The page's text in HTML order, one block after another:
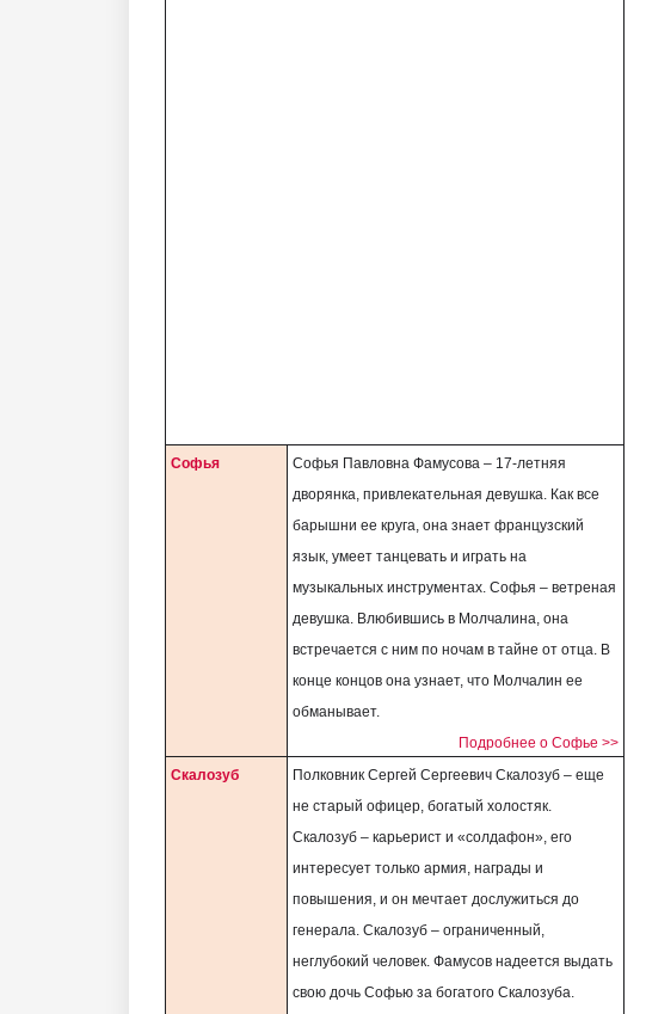
Софья
Софья Павловна Фамусова – 17-летняя
дворянка, привлекательная девушка. Как все
барышни ее круга, она знает французский
язык, умеет танцевать и играть на
музыкальных инструментах. Софья – ветреная
девушка. Влюбившись в Молчалина, она
встречается с ним по ночам в тайне от отца. В
конце концов она узнает, что Молчалин ее
обманывает.
Подробнее о Софье >>
Скалозуб
Полковник Сергей Сергеевич Скалозуб – еще
не старый офицер, богатый холостяк.
Скалозуб – карьерист и «солдафон», его
интересует только армия, награды и
повышения, и он мечтает дослужиться до
генерала. Скалозуб – ограниченный,
неглубокий человек. Фамусов надеется выдать
свою дочь Софью за богатого Скалозуба.